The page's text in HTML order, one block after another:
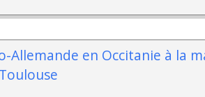
Allemande en Occitanie à la